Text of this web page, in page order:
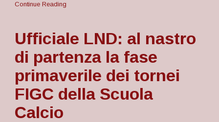
Continue Reading
Ufficiale LND: al nastro
di partenza la fase
primaverile dei tornei
FIGC della Scuola
Calcio